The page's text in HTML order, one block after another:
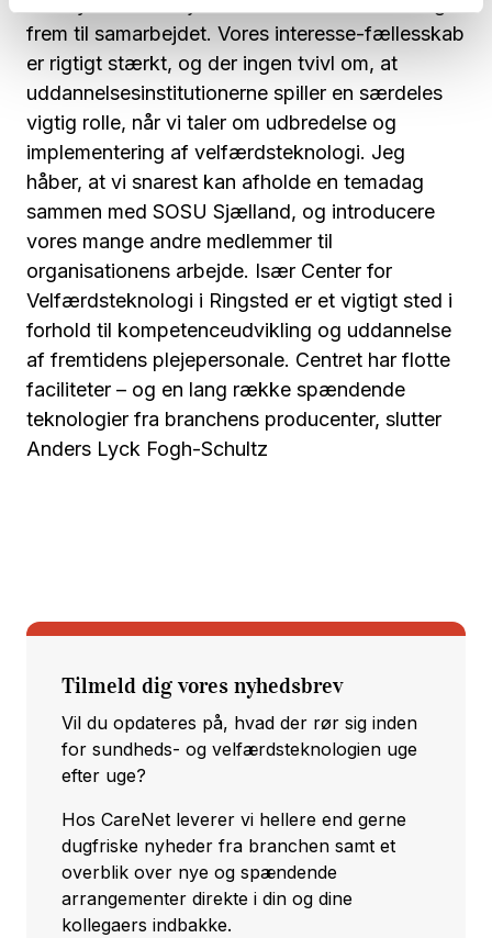
frem til samarbejdet. Vores interesse-fællesskab
er rigtigt stærkt, og der ingen tvivl om, at
uddannelsesinstitutionerne spiller en særdeles
vigtig rolle, når vi taler om udbredelse og
implementering af velfærdsteknologi. Jeg
håber, at vi snarest kan afholde en temadag
sammen med SOSU Sjælland, og introducere
vores mange andre medlemmer til
organisationens arbejde. Især Center for
Velfærdsteknologi i Ringsted er et vigtigt sted i
forhold til kompetenceudvikling og uddannelse
af fremtidens plejepersonale. Centret har flotte
faciliteter – og en lang række spændende
teknologier fra branchens producenter, slutter
Anders Lyck Fogh-Schultz
Tilmeld dig vores nyhedsbrev
Vil du opdateres på, hvad der rør sig inden
for sundheds- og velfærdsteknologien uge
efter uge?
Hos CareNet leverer vi hellere end gerne
dugfriske nyheder fra branchen samt et
overblik over nye og spændende
arrangementer direkte i din og dine
kollegaers indbakke.